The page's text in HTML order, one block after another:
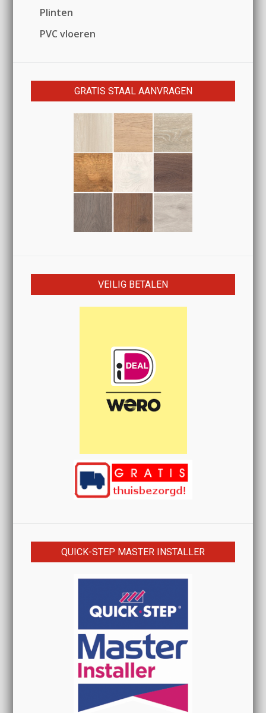
Plinten
PVC vloeren
GRATIS STAAL AANVRAGEN
VEILIG BETALEN
QUICK-STEP MASTER INSTALLER